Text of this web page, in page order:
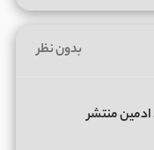
بدون نظر
منتشر